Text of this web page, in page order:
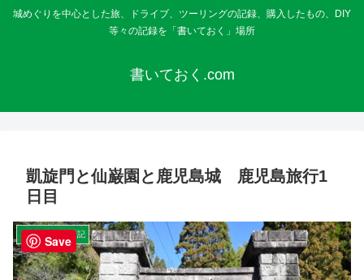
城めぐりを中心とした旅、ドライブ、ツーリングの記録、購入したもの、DIY
等々の記録を「書いておく」場所
書いておく.com
凱旋門と仙巌園と鹿児島城 鹿児島旅行1
日目
ドライブ・旅行記
Save